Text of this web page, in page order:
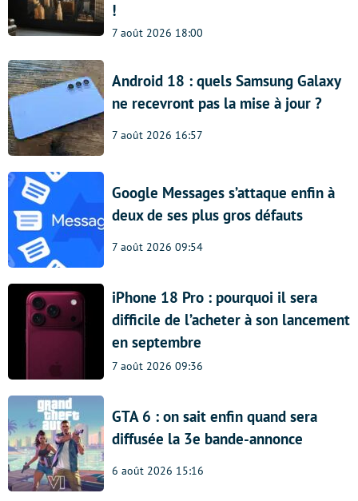
!
7 août 2026 18:00
Android 18 : quels Samsung Galaxy
ne recevront pas la mise à jour ?
7 août 2026 16:57
Google Messages s’attaque enfin à
deux de ses plus gros défauts
7 août 2026 09:54
iPhone 18 Pro : pourquoi il sera
difficile de l’acheter à son lancement
en septembre
7 août 2026 09:36
GTA 6 : on sait enfin quand sera
diffusée la 3e bande-annonce
6 août 2026 15:16